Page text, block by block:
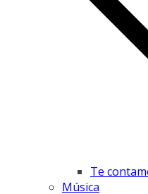
Te
Música